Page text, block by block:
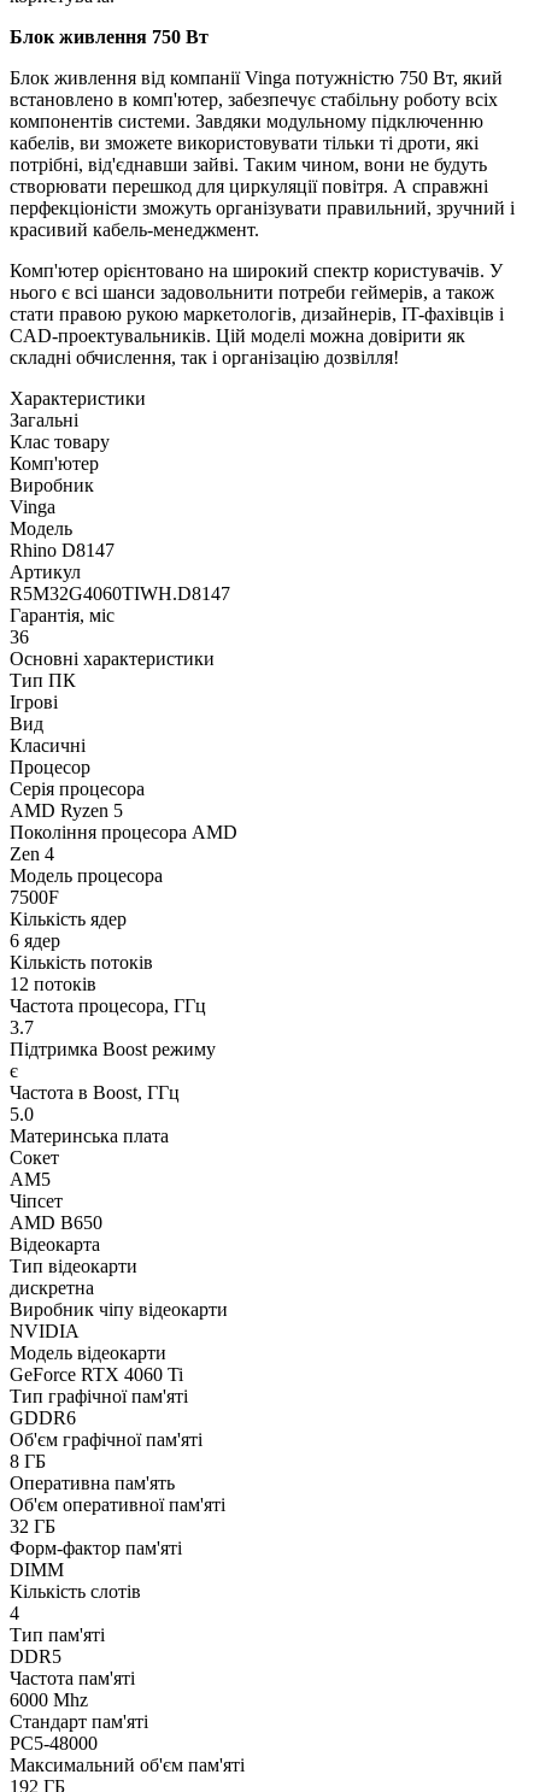
Блок живлення 750 Вт
Блок живлення від компанії Vinga потужністю 750 Вт, який
встановлено в комп'ютер, забезпечує стабільну роботу всіх
компонентів системи. Завдяки модульному підключенню
кабелів, ви зможете використовувати тільки ті дроти, які
потрібні, від'єднавши зайві. Таким чином, вони не будуть
створювати перешкод для циркуляції повітря. А справжні
перфекціоністи зможуть організувати правильний, зручний і
красивий кабель-менеджмент.
Комп'ютер орієнтовано на широкий спектр користувачів. У
нього є всі шанси задовольнити потреби геймерів, а також
стати правою рукою маркетологів, дизайнерів, IT-фахівців і
CAD-проектувальників. Цій моделі можна довірити як
складні обчислення, так і організацію дозвілля!
Характеристики
Загальні
Клас товару
Комп'ютер
Виробник
Vinga
Модель
Rhino D8147
Артикул
R5M32G4060TIWH.D8147
Гарантія, міс
36
Основні характеристики
Тип ПК
Ігрові
Вид
Класичні
Процесор
Серія процесора
AMD Ryzen 5
Покоління процесора AMD
Zen 4
Модель процесора
7500F
Кількість ядер
6 ядер
Кількість потоків
12 потоків
Частота процесора, ГГц
3.7
Підтримка Boost режиму
є
Частота в Boost, ГГц
5.0
Материнська плата
Сокет
AM5
Чіпсет
AMD B650
Відеокарта
Тип відеокарти
дискретна
Виробник чіпу відеокарти
NVIDIA
Модель відеокарти
GeForce RTX 4060 Ti
Тип графічної пам'яті
GDDR6
Об'єм графічної пам'яті
8 ГБ
Оперативна пам'ять
Об'єм оперативної пам'яті
32 ГБ
Форм-фактор пам'яті
DIMM
Кількість слотів
4
Тип пам'яті
DDR5
Частота пам'яті
6000 Mhz
Стандарт пам'яті
PC5-48000
Максимальний об'єм пам'яті
192 ГБ